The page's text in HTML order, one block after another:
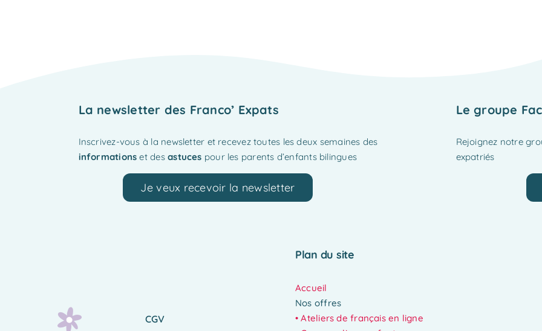
La newsletter des Franco’ Expats
Inscrivez-vous à la newsletter et recevez toutes les deux semaines des
informations et desastuces pour les parents d’enfants bilingues
Je veux recevoir la newsletter
Le groupe
Rejoignez notre
expatriés
CGV
Plan du site
Accueil
Nos offres
•Ateliers de français en ligne